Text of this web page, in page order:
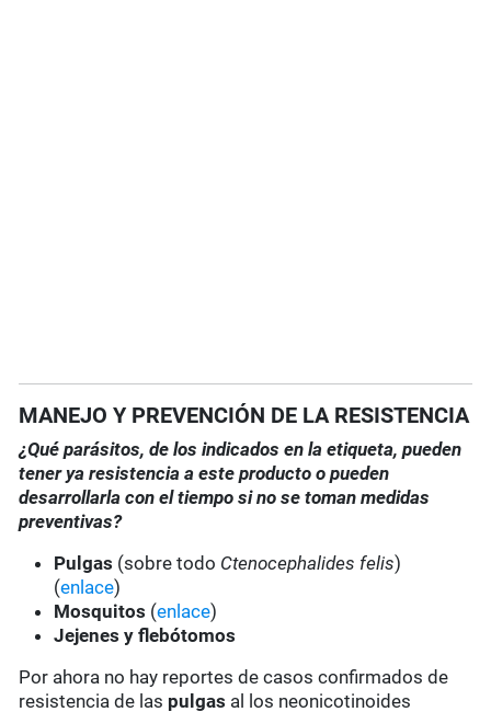
MANEJO Y PREVENCIÓN DE LA RESISTENCIA
¿Qué parásitos, de los indicados en la etiqueta, pueden
tener ya resistencia a este producto o pueden
desarrollarla con el tiempo si no se toman medidas
preventivas?
Pulgas (sobre todo Ctenocephalides felis)
(enlace)
Mosquitos (enlace)
Jejenes y flebótomos
Por ahora no hay reportes de casos confirmados de
resistencia de las pulgas al los neonicotinoides